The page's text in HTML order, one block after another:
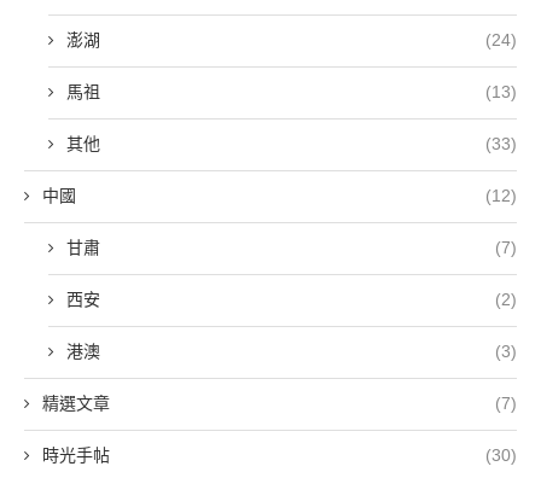
澎湖 (24)
馬祖 (13)
其他 (33)
中國 (12)
甘肅 (7)
西安 (2)
港澳 (3)
精選文章 (7)
時光手帖 (30)